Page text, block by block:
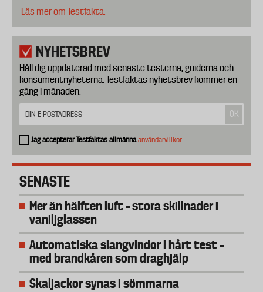
Läs mer om Testfakta.
NYHETSBREV
Håll dig uppdaterad med senaste testerna, guiderna och
konsumentnyheterna. Testfaktas nyhetsbrev kommer en
gång i månaden.
Jag accepterar Testfaktas allmännaanvändarvillkor
SENASTE
Mer än hälften luft – stora skillnader i
vaniljglassen
Automatiska slangvindor i hårt test –
med brandkåren som draghjälp
Skaljackor synas i sömmarna